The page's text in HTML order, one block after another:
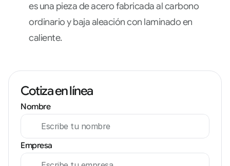
es una pieza de acero fabricada al carbono
ordinario y baja aleación con laminado en
caliente.
Cotiza en línea
Nombre
Empresa